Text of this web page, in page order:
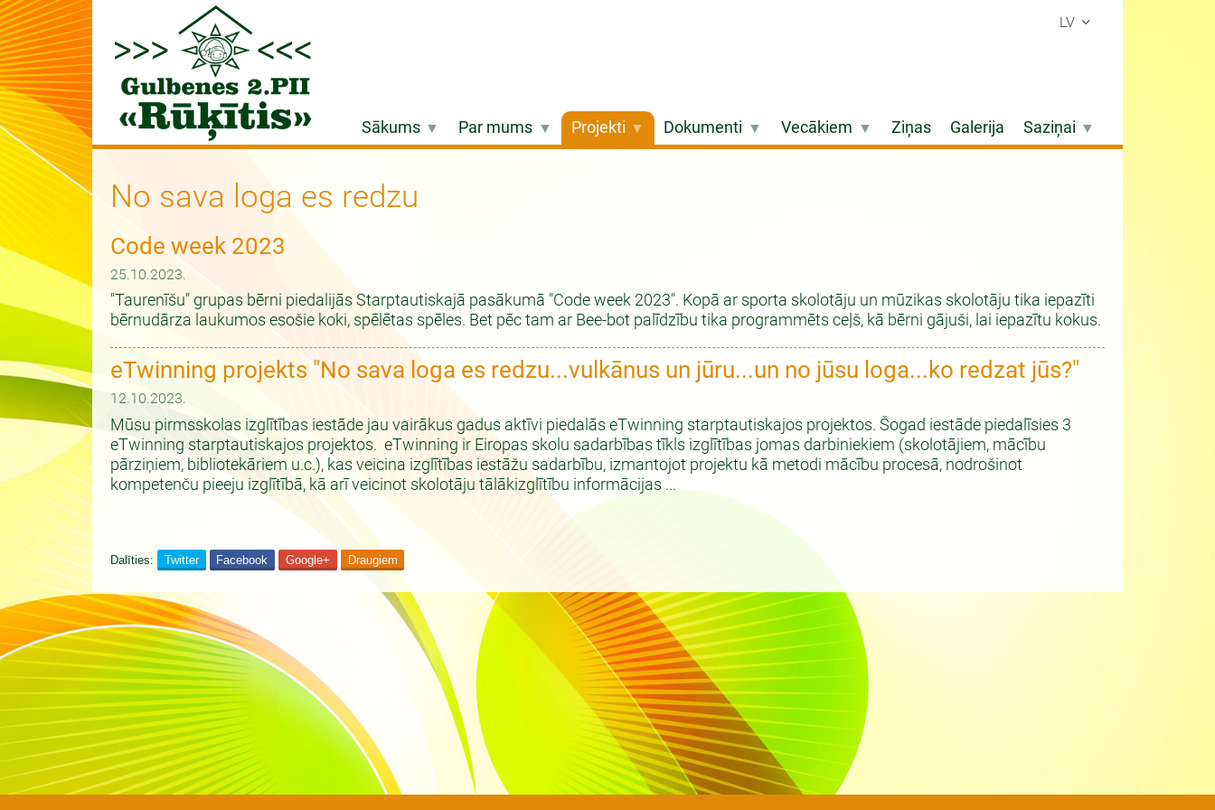
LV
Sākums Par mums Projekti Dokumenti Vecākiem Ziņas Galerija Saziņai
No sava loga es redzu
Code week 2023
25.10.2023.
"Taurenīšu" grupas bērni piedalijās Starptautiskajā pasākumā "Code week 2023". Kopā ar sporta skolotāju un mūzikas skolotāju tika iepazīti
bērnudārza laukumos esošie koki, spēlētas spēles. Bet pēc tam ar Bee-bot palīdzību tika programmēts ceļš, kā bērni gājuši, lai iepazītu kokus.
eTwinning projekts "No sava loga es redzu...vulkānus un jūru...un no jūsu loga...ko redzat jūs?"
12.10.2023.
Mūsu pirmsskolas izglītības iestāde jau vairākus gadus aktīvi piedalās eTwinning starptautiskajos projektos. Šogad iestāde piedalīsies 3
eTwinning starptautiskajos projektos. eTwinning ir Eiropas skolu sadarbības tīkls izglītības jomas darbiniekiem (skolotājiem, mācību
pārziņiem, bibliotekāriem u.c.), kas veicina izglītības iestāžu sadarbību, izmantojot projektu kā metodi mācību procesā, nodrošinot
kompetenču pieeju izglītībā, kā arī veicinot skolotāju tālākizglītību informācijas ...
Dalīties: Twitter Facebook Google+ Draugiem